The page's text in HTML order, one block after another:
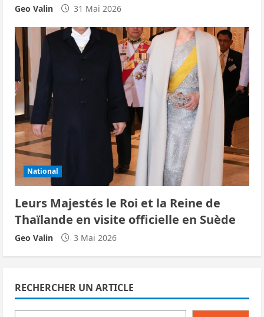
Geo Valin 31 Mai 2026
National
Leurs Majestés le Roi et la Reine de
Thaïlande en visite officielle en Suède
Geo Valin 3 Mai 2026
RECHERCHER UN ARTICLE